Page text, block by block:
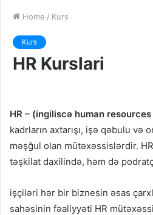
Home / Kurs
Kurs
HR Kurslari
HR – (ingiliscə human resources
kadrların axtarışı, işə qəbulu və
məşğul olan mütəxəssislərdir.
təşkilat daxilində, həm də
işçiləri hər bir biznesin əsas
sahəsinin fəaliyyəti HR